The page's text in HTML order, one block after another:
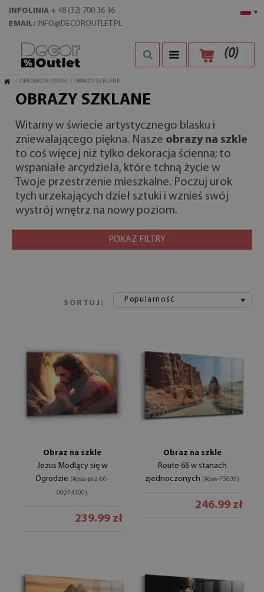
▾
INFOLINIA + 48 (32) 700 36 16
EMAIL: INFO@DECOROUTLET.PL
(0)
/ DEKORACJE (STARE) / OBRAZY SZKLANE
OBRAZY SZKLANE
Witamy w świecie artystycznego blasku i
zniewalającego piękna. Nasze obrazy na szkle
to coś więcej niż tylko dekoracja ścienna; to
wspaniałe arcydzieła, które tchną życie w
Twoje przestrzenie mieszkalne. Poczuj urok
tych urzekających dzieł sztuki i wznieś swój
wystrój wnętrz na nowy poziom.
POKAŻ FILTRY
SORTUJ: Popularność
Obraz na szkle
Jezus Modlący się w
Ogrodzie (#ossa-poz-60-
00074300)
239.99 zł
Obraz na szkle
Route 66 w stanach
zjednoczonych (#osw-75609)
246.99 zł